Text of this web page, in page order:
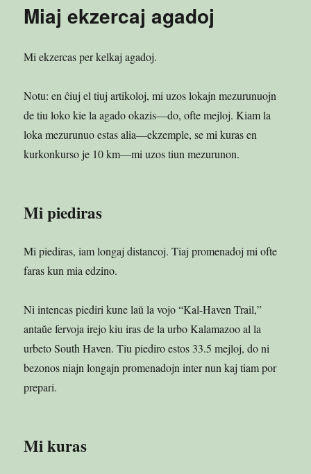
Miaj ekzercaj agadoj
Mi ekzercas per kelkaj agadoj.
Notu: en ĉiuj el tiuj artikoloj, mi uzos lokajn mezurunuojn
de tiu loko kie la agado okazis—do, ofte mejloj. Kiam la
loka mezurunuo estas alia—ekzemple, se mi kuras en
kurkonkurso je 10 km—mi uzos tiun mezurunon.
Mi piediras
Mi piediras, iam longaj distancoj. Tiaj promenadoj mi ofte
faras kun mia edzino.
Ni intencas piediri kune laŭ la vojo “Kal-Haven Trail,”
antaŭe fervoja irejo kiu iras de la urbo Kalamazoo al la
urbeto South Haven. Tiu piediro estos 33.5 mejloj, do ni
bezonos niajn longajn promenadojn inter nun kaj tiam por
prepari.
Mi kuras